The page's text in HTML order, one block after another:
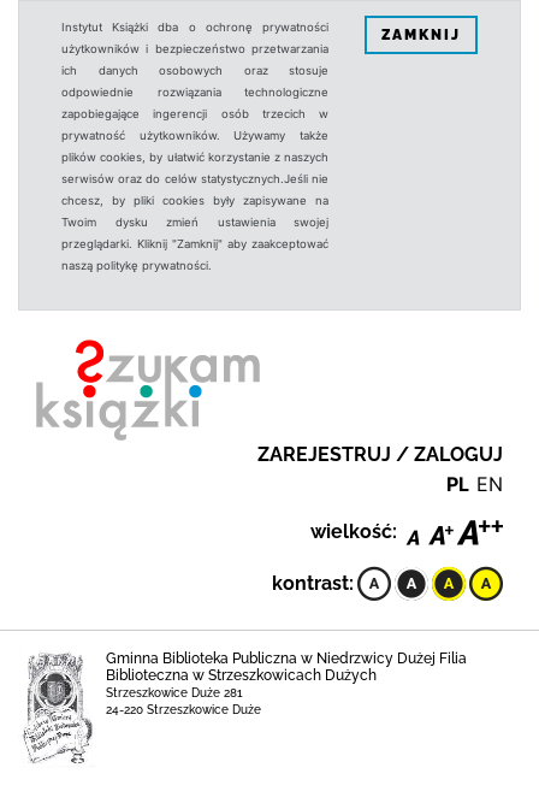
Instytut Książki dba o ochronę prywatności
użytkowników i bezpieczeństwo przetwarzania
ich danych osobowych oraz stosuje
odpowiednie rozwiązania technologiczne
zapobiegające ingerencji osób trzecich w
prywatność użytkowników. Używamy także
plików cookies, by ułatwić korzystanie z naszych
serwisów oraz do celów statystycznych.Jeśli nie
chcesz, by pliki cookies były zapisywane na
Twoim dysku zmień ustawienia swojej
przeglądarki. Kliknij "Zamknij" aby zaakceptować
naszą politykę prywatności.
ZAMKNIJ
ZAREJESTRUJ / ZALOGUJ
PL EN
wielkość:
kontrast:
Gminna Biblioteka Publiczna w Niedrzwicy Dużej Filia
Biblioteczna w Strzeszkowicach Dużych
Strzeszkowice Duże 281
24-220 Strzeszkowice Duże